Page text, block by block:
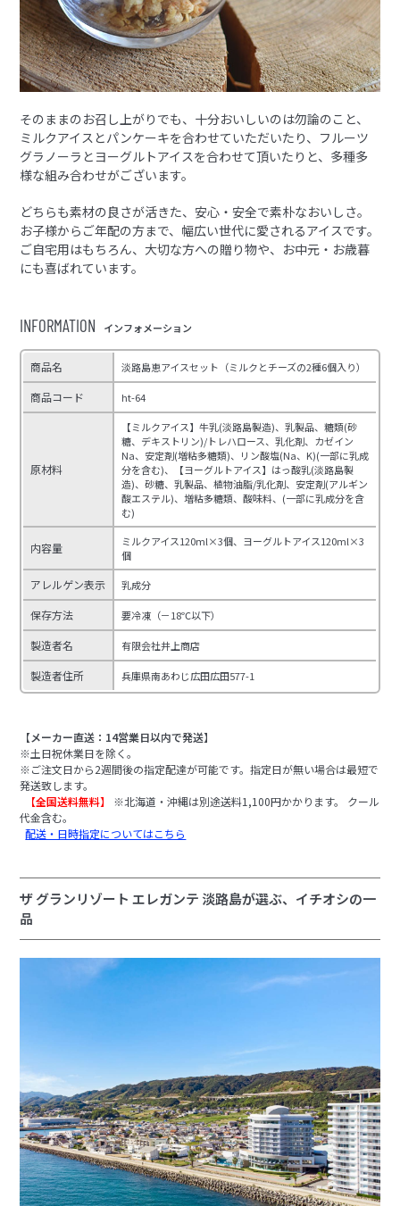
そのままのお召し上がりでも、十分おいしいのは勿論のこと、
ミルクアイスとパンケーキを合わせていただいたり、フルーツ
グラノーラとヨーグルトアイスを合わせて頂いたりと、多種多
様な組み合わせがございます。
どちらも素材の良さが活きた、安心・安全で素朴なおいしさ。
お子様からご年配の方まで、幅広い世代に愛されるアイスです。
ご自宅用はもちろん、大切な方への贈り物や、お中元・お歳暮
にも喜ばれています。
INFORMATION インフォメーション
商品名 淡路島恵アイスセット（ミルクとチーズの2種6個入り）
商品コード ht-64
原材料
【ミルクアイス】牛乳(淡路島製造)、乳製品、糖類(砂
糖、デキストリン)/トレハロース、乳化剤、カゼイン
Na、安定剤(増粘多糖類)、リン酸塩(Na、K)(一部に乳成
分を含む)、【ヨーグルトアイス】はっ酸乳(淡路島製
造)、砂糖、乳製品、植物油脂/乳化剤、安定剤(アルギン
酸エステル)、増粘多糖類、酸味料、(一部に乳成分を含
む)
内容量
ミルクアイス120ml×3個、ヨーグルトアイス120ml×3
個
アレルゲン表示 乳成分
保存方法 要冷凍（－18℃以下）
製造者名 有限会社井上商店
製造者住所 兵庫県南あわじ広田広田577-1
【メーカー直送：14営業日以内で発送】
※土日祝休業日を除く。
※ご注文日から2週間後の指定配達が可能です。指定日が無い場合は最短で
発送致します。
【全国送料無料】 ※北海道・沖縄は別途送料1,100円かかります。 クール
代金含む。
配送・日時指定についてはこちら
ザ グランリゾート エレガンテ 淡路島が選ぶ、イチオシの一
品